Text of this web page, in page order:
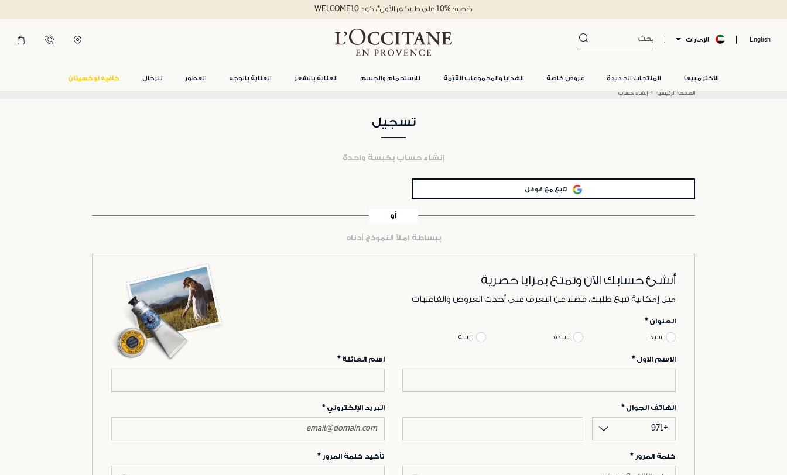
English الإمارات
الأكثر مبيعاً المنتجات الجديدة عروض خاصة الهدايا والمجموعات القيّمة للاستحمام والجسم العناية بالشعر العناية بالوجه العطور للرجال كافيه لوكسيتان
خصم %10 على طلبكم الأول*، كود WELCOME10
الصفحة الرئيسية إنشاء حساب
تسجيل
إنشاء حساب بكبسة واحدة
تابع مع غوغل
أو
ببساطة املأ النموذج أدناه
أنشئ حسابك الآن وتمتع بمزايا حصرية
مثل إمكانية تتبع طلبك، فضلا عن التعرف على أحدث العروض والفاعليات
العنوان
سيد سيدة انسة
الاسم الاول اسم العائلة
الهاتف الجوال
+971
البريد الإلكتروني
كلمة المرور تأكيد كلمة المرور